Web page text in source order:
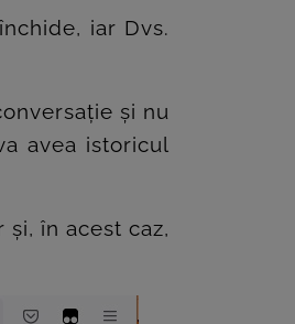
iar Dvs.
și nu
avea istoricul
în acest caz,